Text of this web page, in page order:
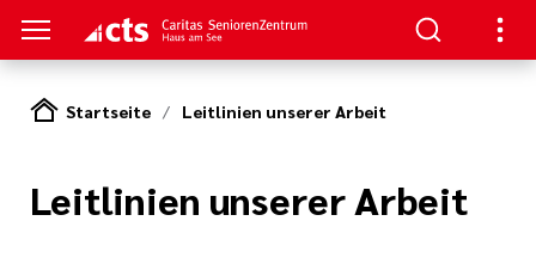
Startseite Leitlinien unserer Arbeit
Leitlinien unserer Arbeit